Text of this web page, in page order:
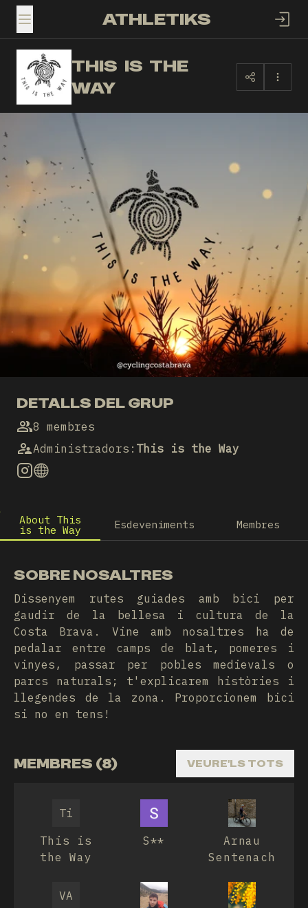
TOGGLE MENUATHLETIKS
TI
THIS IS THE
WAY
DETALLS DEL GRUP
8 membres
Administradors : This is the Way
About This
is the Way Esdeveniments Membres
SOBRE NOSALTRES
Dissenyem rutes guiades amb bici per
gaudir de la bellesa i cultura de la
Costa Brava. Vine amb nosaltres ha de
pedalar entre camps de blat, pomeres i
vinyes, passar per pobles medievals o
parcs naturals; t'explicarem històries i
llegendes de la zona. Proporcionem bici
si no en tens!
MEMBRES (8) VEURE'LS TOTS
Ti
This is
the Way
S**
Arnau
Sentenach
VA